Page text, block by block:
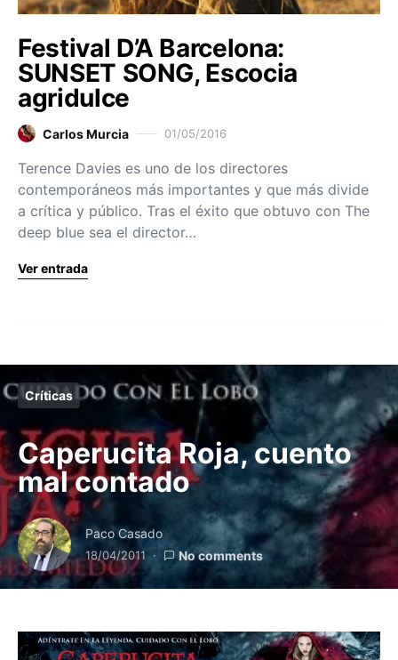
Festival D’A Barcelona:
SUNSET SONG, Escocia
agridulce
Carlos Murcia 01/05/2016
Terence Davies es uno de los directores
contemporáneos más importantes y que más divide
a crítica y público. Tras el éxito que obtuvo con The
deep blue sea el director…
Ver entrada
Críticas
Caperucita Roja, cuento
mal contado
Paco Casado
18/04/2011 No comments